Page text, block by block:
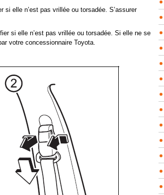
elle n’est pas vrillée ou torsadée. S’assurer
si elle n’est pas vrillée ou torsadée. Si elle ne se
votre concessionnaire Toyota.